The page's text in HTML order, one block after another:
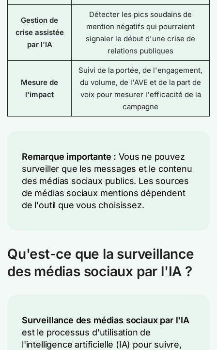
Gestion de
crise assistée
par l'IA
Détecter les pics soudains de
mention négatifs qui pourraient
signaler le début d'une crise de
relations publiques
Mesure de
l'impact
Suivi de la portée, de l'engagement,
du volume, de l'AVE et de la part de
voix pour mesurer l'efficacité de la
campagne
Remarque importante :Vous ne pouvez
surveiller que les messages et le contenu
des médias sociaux publics. Les sources
de médias sociaux mentions dépendent
de l'outil que vous choisissez.
Qu'est-ce que la surveillance
des médias sociaux par l'IA ?
Surveillance des médias sociaux par l'IA
est le processus d'utilisation de
l'intelligence artificielle (IA) pour suivre,